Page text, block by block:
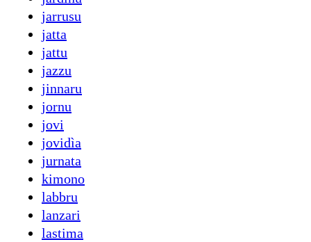
jarrusu
jatta
jattu
jazzu
jinnaru
jornu
jovi
jovidìa
jurnata
kimono
labbru
lanzari
lastima